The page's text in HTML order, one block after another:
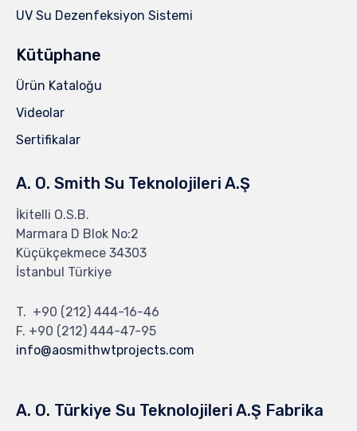
UV Su Dezenfeksiyon Sistemi
Kütüphane
Ürün Kataloğu
Videolar
Sertifikalar
A. O. Smith Su Teknolojileri A.Ş
İkitelli O.S.B.
Marmara D Blok No:2
Küçükçekmece 34303
İstanbul Türkiye
T. +90 (212) 444-16-46
F. +90 (212) 444-47-95
info@aosmithwtprojects.com
A. O. Türkiye Su Teknolojileri A.Ş Fabrika